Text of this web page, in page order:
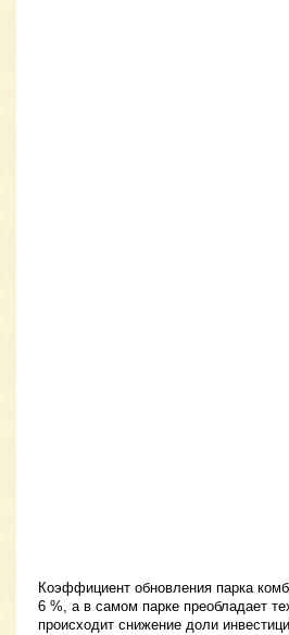
Коэффициент обновления парка
6 %, а в самом парке преобладает
происходит снижение доли